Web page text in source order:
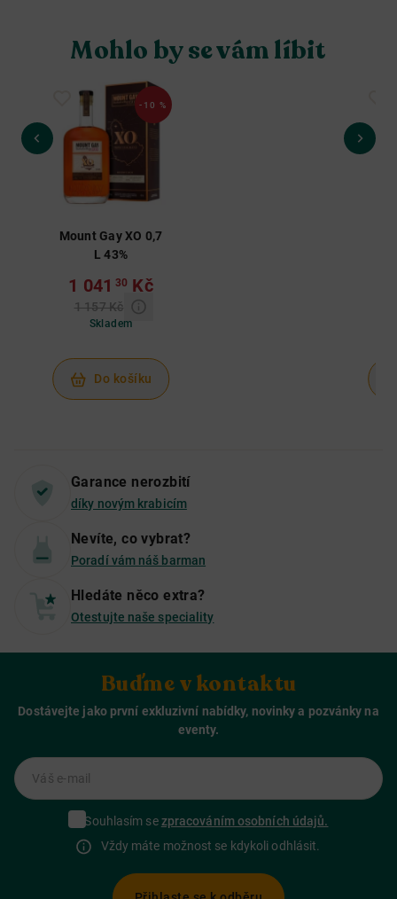
Mohlo by se vám líbit
-10 %
Mount Gay XO 0,7
L 43%
1 041 30 Kč
1 157 Kč
Skladem
Do košíku
Garance nerozbití
díky novým krabicím
Nevíte, co vybrat?
Poradí vám náš barman
Hledáte něco extra?
Otestujte naše speciality
Buďme v kontaktu
Dostávejte jako první exkluzivní nabídky, novinky a pozvánky na
eventy.
Váš e-mail
Souhlasím sezpracováním osobních údajů.
Vždy máte možnost se kdykoli odhlásit.